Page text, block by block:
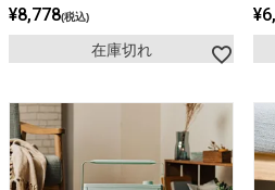
¥8,778 税込
在庫切れ
¥